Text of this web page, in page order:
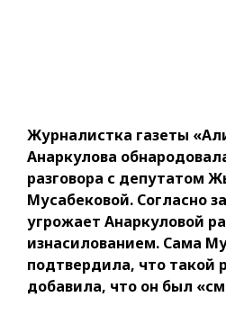
Журналистка газеты
Анаркулова
разговора с депутатом
Мусабековой. Согласно
угрожает Анаркуловой
изнасилованием. Сама
подтвердила, что такой
добавила, что он был